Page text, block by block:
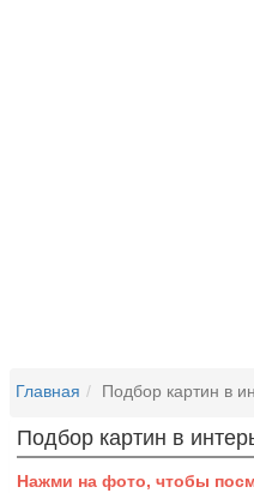
Главная Подбор картин в
Подбор картин в
Нажми на фото, чтобы